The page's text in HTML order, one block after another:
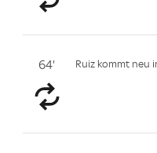
64' Ruiz kommt neu